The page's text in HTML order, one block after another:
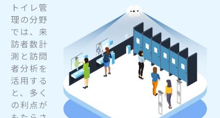
トイレ管
理の分野
では、来
訪者数計
測と訪問
者分析を
活用する
と、多く
の利点が